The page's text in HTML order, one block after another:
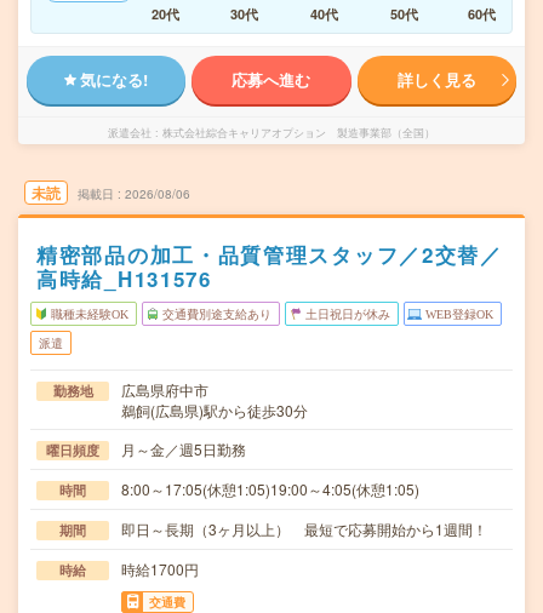
20代
30代 40代 50代 60代
気になる! 応募へ進む 詳しく見る
派遣会社 株式会社綜合キャリアオプション 製造事業部（全国）
未読 掲載日 2026/08/06
精密部品の加工・品質管理スタッフ／2交替／
高時給_H131576
職種未経験OK 交通費別途支給あり 土日祝日が休み WEB登録OK
派遣
勤務地
広島県府中市
鵜飼(広島県)駅から徒歩30分
曜日頻度 月～金／週5日勤務
時間 8:00～17:05(休憩1:05)19:00～4:05(休憩1:05)
期間 即日～長期（3ヶ月以上） 最短で応募開始から1週間！
時給 時給1700円
交通費